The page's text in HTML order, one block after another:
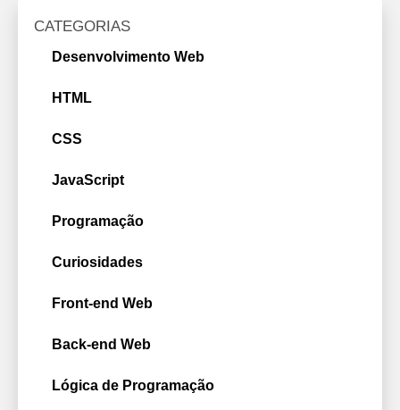
CATEGORIAS
Desenvolvimento Web
HTML
CSS
JavaScript
Programação
Curiosidades
Front-end Web
Back-end Web
Lógica de Programação